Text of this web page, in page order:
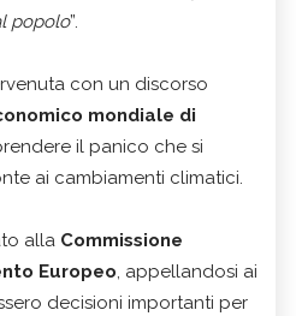
popolo”.
con un discorso
mondiale di
il panico che si
ai cambiamenti climatici.
alla Commissione
Europeo, appellandosi ai
decisioni importanti per